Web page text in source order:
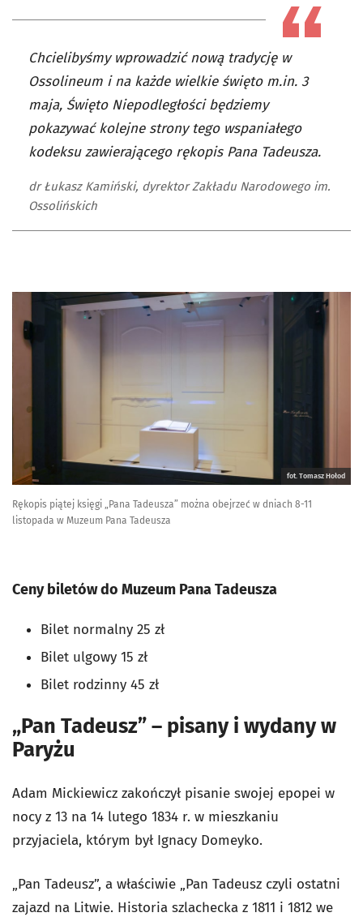
Chcielibyśmy wprowadzić nową tradycję w
Ossolineum i na każde wielkie święto m.in. 3
maja, Święto Niepodległości będziemy
pokazywać kolejne strony tego wspaniałego
kodeksu zawierającego rękopis Pana Tadeusza.
dr Łukasz Kamiński, dyrektor Zakładu Narodowego im.
Ossolińskich
fot. Tomasz Hołod
Rękopis piątej księgi „Pana Tadeusza” można obejrzeć w dniach 8-11
listopada w Muzeum Pana Tadeusza
Ceny biletów do Muzeum Pana Tadeusza
Bilet normalny 25 zł
Bilet ulgowy 15 zł
Bilet rodzinny 45 zł
„Pan Tadeusz” – pisany i wydany w
Paryżu
Adam Mickiewicz zakończył pisanie swojej epopei w
nocy z 13 na 14 lutego 1834 r. w mieszkaniu
przyjaciela, którym był Ignacy Domeyko.
„Pan Tadeusz”, a właściwie „Pan Tadeusz czyli ostatni
zajazd na Litwie. Historia szlachecka z 1811 i 1812 we